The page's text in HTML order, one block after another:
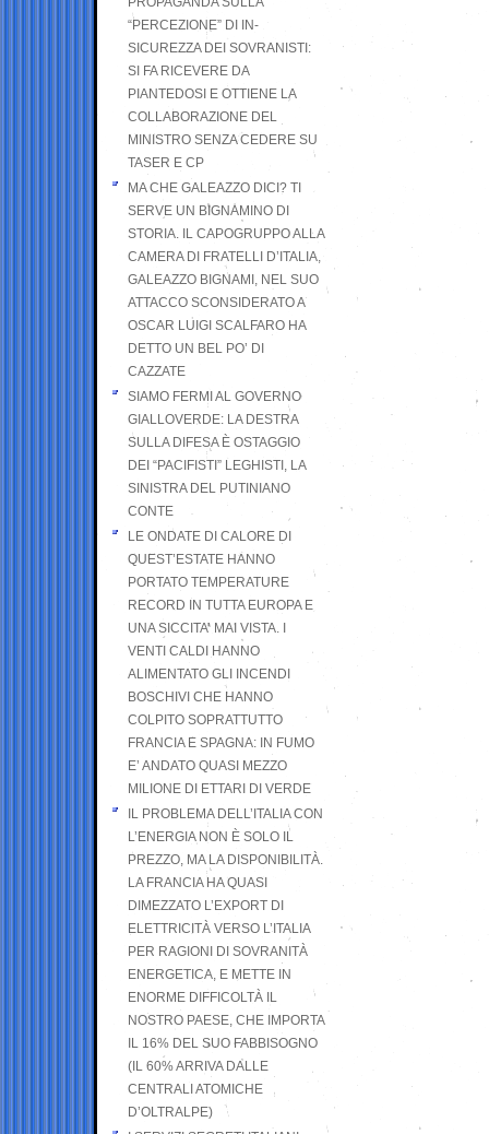
“PERCEZIONE” DI IN-
SICUREZZA DEI SOVRANISTI:
SI FA RICEVERE DA
PIANTEDOSI E OTTIENE LA
COLLABORAZIONE DEL
MINISTRO SENZA CEDERE SU
TASER E CP
MA CHE GALEAZZO DICI? TI
SERVE UN BIGNAMINO DI
STORIA. IL CAPOGRUPPO ALLA
CAMERA DI FRATELLI D’ITALIA,
GALEAZZO BIGNAMI, NEL SUO
ATTACCO SCONSIDERATO A
OSCAR LUIGI SCALFARO HA
DETTO UN BEL PO’ DI
CAZZATE
SIAMO FERMI AL GOVERNO
GIALLOVERDE: LA DESTRA
SULLA DIFESA È OSTAGGIO
DEI “PACIFISTI” LEGHISTI, LA
SINISTRA DEL PUTINIANO
CONTE
LE ONDATE DI CALORE DI
QUEST’ESTATE HANNO
PORTATO TEMPERATURE
RECORD IN TUTTA EUROPA E
UNA SICCITA’ MAI VISTA. I
VENTI CALDI HANNO
ALIMENTATO GLI INCENDI
BOSCHIVI CHE HANNO
COLPITO SOPRATTUTTO
FRANCIA E SPAGNA: IN FUMO
E’ ANDATO QUASI MEZZO
MILIONE DI ETTARI DI VERDE
IL PROBLEMA DELL’ITALIA CON
L’ENERGIA NON È SOLO IL
PREZZO, MA LA DISPONIBILITÀ.
LA FRANCIA HA QUASI
DIMEZZATO L’EXPORT DI
ELETTRICITÀ VERSO L’ITALIA
PER RAGIONI DI SOVRANITÀ
ENERGETICA, E METTE IN
ENORME DIFFICOLTÀ IL
NOSTRO PAESE, CHE IMPORTA
IL 16% DEL SUO FABBISOGNO
(IL 60% ARRIVA DALLE
CENTRALI ATOMICHE
D’OLTRALPE)